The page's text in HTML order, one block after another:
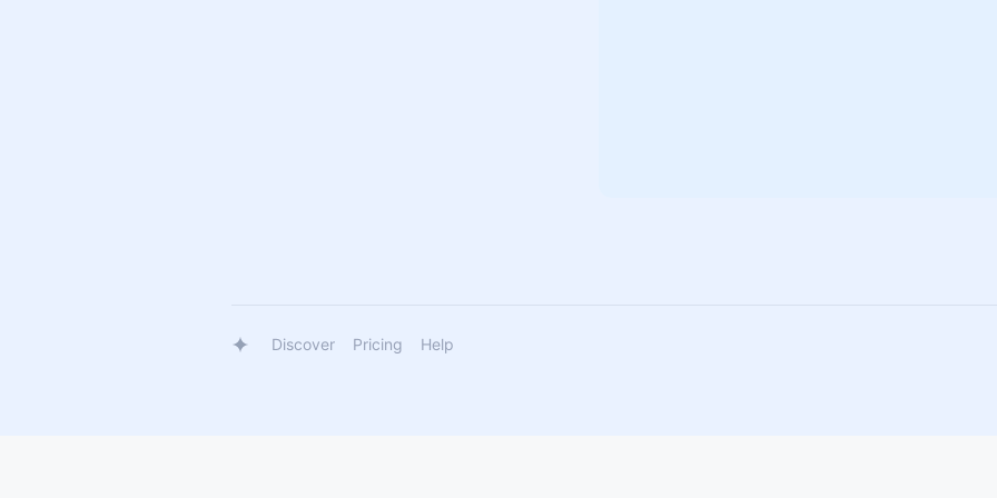
Discover Pricing Help